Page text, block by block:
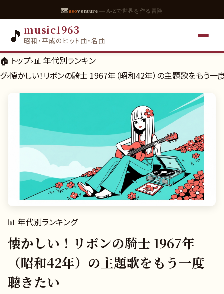
🗺asoventure — A-Zで世界を作る冒険
🎵 music1963
昭和・平成のヒット曲・名曲
🏠 トップ›📊 年代別ランキン
グ›懐かしい！リボンの騎士 1967年（昭和42年）の主題歌をもう一
📊 年代別ランキング
懐かしい！リボンの騎士 1967年
（昭和42年）の主題歌をもう一度
聴きたい